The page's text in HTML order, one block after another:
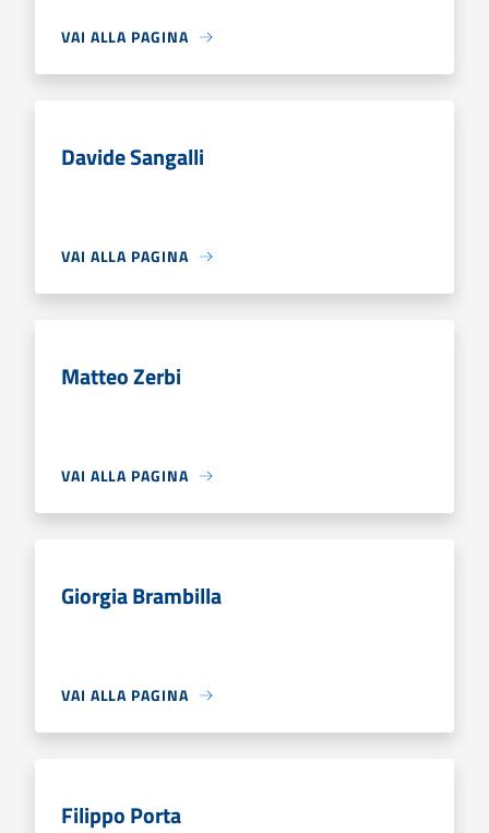
VAI ALLA PAGINA
Davide Sangalli
VAI ALLA PAGINA
Matteo Zerbi
VAI ALLA PAGINA
Giorgia Brambilla
VAI ALLA PAGINA
Filippo Porta